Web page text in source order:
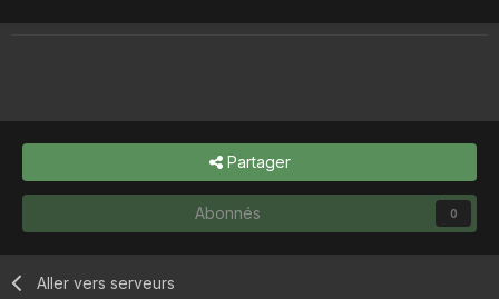
Partager
Abonnés 0
Aller vers serveurs